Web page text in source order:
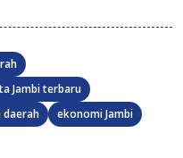
Jambi terbaru
ekonomi Jambi